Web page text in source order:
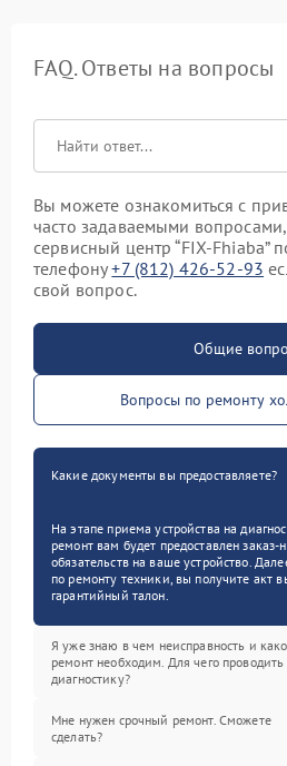
FAQ. Ответы на вопросы
Вы можете ознакомиться с
часто задаваемыми
сервисный центр “FIX-Fhiaba”
телефону+7 (812) 426-52-93
свой вопрос.
Общие
Вопросы по ремонту
Какие документы вы предоставляете?
На этапе приема устройства на
ремонт вам будет предоставлен
обязательств на ваше устройство.
по ремонту техники, вы получите акт
гарантийный талон.
Я уже знаю в чем неисправность и
ремонт необходим. Для чего проводить
диагностику?
Мне нужен срочный ремонт. Сможете
сделать?